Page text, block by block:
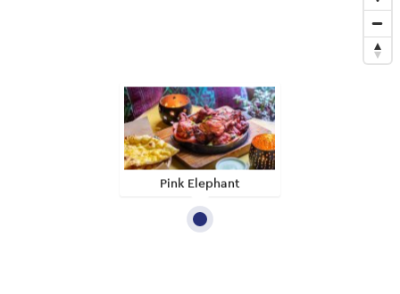
Pink Elephant